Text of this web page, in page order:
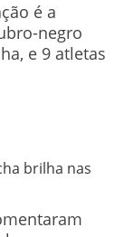
é a
negro
e 9 atletas
brilha nas